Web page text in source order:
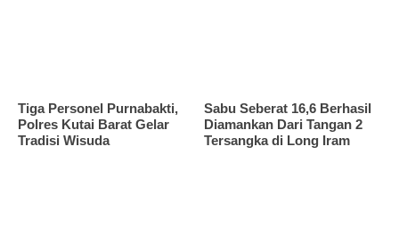
Tiga Personel Purnabakti,
Polres Kutai Barat Gelar
Tradisi Wisuda
Sabu Seberat 16,6 Berhasil
Diamankan Dari Tangan 2
Tersangka di Long Iram